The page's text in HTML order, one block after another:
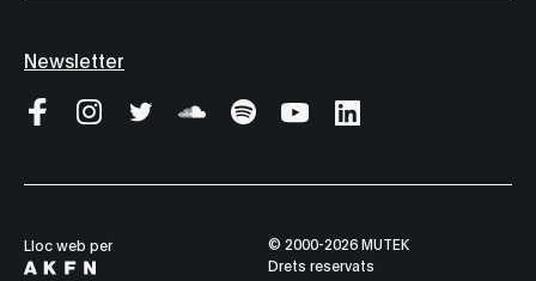
Newsletter
Lloc web per
© 2000-2026 MUTEK
Drets reservats